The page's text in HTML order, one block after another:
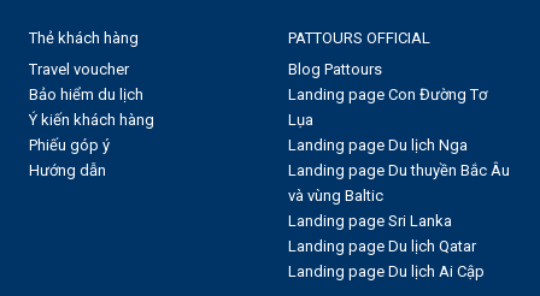
Thẻ khách hàng
Travel voucher
Bảo hiểm du lịch
Ý kiến khách hàng
Phiếu góp ý
Hướng dẫn
PATTOURS OFFICIAL
Blog Pattours
Landing page Con Đường Tơ
Lụa
Landing page Du lịch Nga
Landing page Du thuyền Bắc Âu
và vùng Baltic
Landing page Sri Lanka
Landing page Du lịch Qatar
Landing page Du lịch Ai Cập